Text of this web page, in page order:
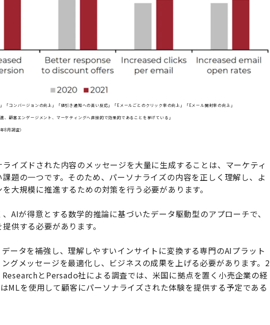
「コンバージョンの向上」「値引き通知への高い反応」「Eメールごとのクリック率の向上」「Eメール開封率の向上」
顧客エンゲージメント、マーケティングへ直接的で効果的であることを挙げている」
8月調査）
イズドされた内容のメッセージを大量に生成することは、マーケティ
題の一つです。そのため、パーソナライズの内容を正しく理解し、よ
大規模に推進するための対策を行う必要があります。
AIが得意とする数学的推論に基づいたデータ駆動型のアプローチで、
供する必要があります。
ータを補強し、理解しやすいインサイトに変換する専門のAIプラット
グメッセージを最適化し、ビジネスの成果を上げる必要があります。2
とPersado社による調査では、米国に拠点を置く小売企業の経
MLを使用して顧客にパーソナライズされた体験を提供する予定である